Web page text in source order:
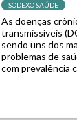
SODEXO SAÚDE
As doenças
transmissíveis
sendo uns dos
problemas de
com prevalência